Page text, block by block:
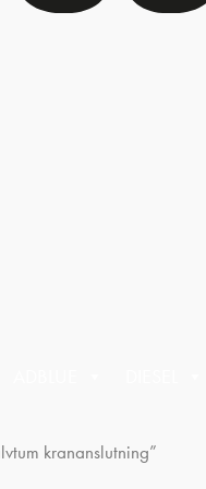
krananslutning”